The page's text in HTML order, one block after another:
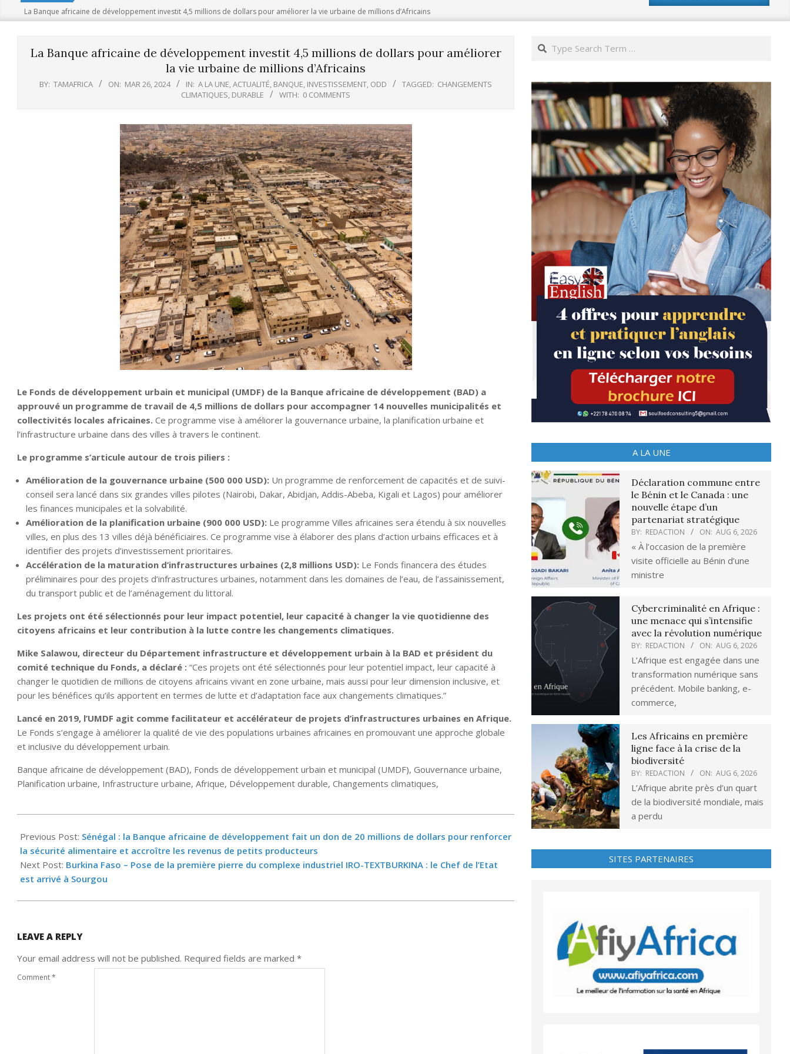
La Banque africaine de développement investit 4,5 millions de dollars pour améliorer la vie urbaine de millions d’Africains
La Banque africaine de développement investit 4,5 millions de dollars pour améliorer
la vie urbaine de millions d’Africains
BY: TAMAFRICA ON: MAR 26, 2024 IN: A LA UNE,ACTUALITÉ, BANQUE, INVESTISSEMENT, ODD TAGGED: CHANGEMENTS
CLIMATIQUES, DURABLE WITH: 0 COMMENTS
Le Fonds de développement urbain et municipal (UMDF) de la Banque africaine de développement (BAD) a
approuvé un programme de travail de 4,5 millions de dollars pour accompagner 14 nouvelles municipalités et
collectivités locales africaines. Ce programme vise à améliorer la gouvernance urbaine, la planification urbaine et
l’infrastructure urbaine dans des villes à travers le continent.
Le programme s’articule autour de trois piliers :
Amélioration de la gouvernance urbaine (500 000 USD): Un programme de renforcement de capacités et de suivi-
conseil sera lancé dans six grandes villes pilotes (Nairobi, Dakar, Abidjan, Addis-Abeba, Kigali et Lagos) pour améliorer
les finances municipales et la solvabilité.
Amélioration de la planification urbaine (900 000 USD): Le programme Villes africaines sera étendu à six nouvelles
villes, en plus des 13 villes déjà bénéficiaires. Ce programme vise à élaborer des plans d’action urbains efficaces et à
identifier des projets d’investissement prioritaires.
Accélération de la maturation d’infrastructures urbaines (2,8 millions USD): Le Fonds financera des études
préliminaires pour des projets d’infrastructures urbaines, notamment dans les domaines de l’eau, de l’assainissement,
du transport public et de l’aménagement du littoral.
Les projets ont été sélectionnés pour leur impact potentiel, leur capacité à changer la vie quotidienne des
citoyens africains et leur contribution à la lutte contre les changements climatiques.
Mike Salawou, directeur du Département infrastructure et développement urbain à la BAD et président du
comité technique du Fonds, a déclaré : “Ces projets ont été sélectionnés pour leur potentiel impact, leur capacité à
changer le quotidien de millions de citoyens africains vivant en zone urbaine, mais aussi pour leur dimension inclusive, et
pour les bénéfices qu’ils apportent en termes de lutte et d’adaptation face aux changements climatiques.”
Lancé en 2019, l’UMDF agit comme facilitateur et accélérateur de projets d’infrastructures urbaines en Afrique.
Le Fonds s’engage à améliorer la qualité de vie des populations urbaines africaines en promouvant une approche globale
et inclusive du développement urbain.
Banque africaine de développement (BAD), Fonds de développement urbain et municipal (UMDF), Gouvernance urbaine,
Planification urbaine, Infrastructure urbaine, Afrique, Développement durable, Changements climatiques,
03-
26
Previous Post: Sénégal : la Banque africaine de développement fait un don de 20 millions de dollars pour renforcer
la sécurité alimentaire et accroître les revenus de petits producteurs
Next Post: Burkina Faso – Pose de la première pierre du complexe industriel IRO-TEXTBURKINA : le Chef de l’Etat
est arrivé à Sourgou
LEAVE A REPLY
Your email address will not be published. Required fields are marked *
Comment*
Search
A LA UNE
Déclaration commune entre
le Bénin et le Canada : une
nouvelle étape d’un
partenariat stratégique
BY: REDACTION ON: AUG 6, 2026
« À l’occasion de la première
visite officielle au Bénin d’une
ministre
Cybercriminalité en Afrique :
une menace qui s’intensifie
avec la révolution numérique
BY: REDACTION ON: AUG 6, 2026
L’Afrique est engagée dans une
transformation numérique sans
précédent. Mobile banking, e-
commerce,
Les Africains en première
ligne face à la crise de la
biodiversité
BY: REDACTION ON: AUG 6, 2026
L’Afrique abrite près d’un quart
de la biodiversité mondiale, mais
a perdu
SITES PARTENAIRES